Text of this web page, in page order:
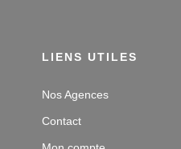
LIENS UTILES
Nos Agences
Contact